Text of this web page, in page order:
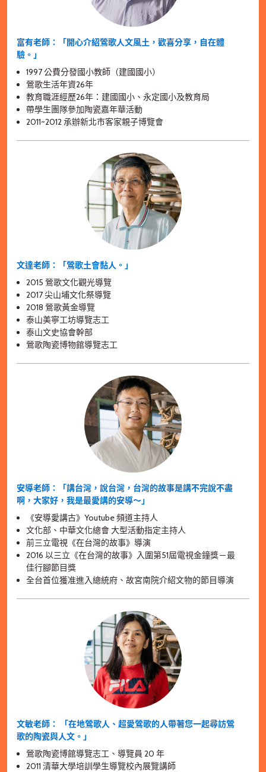
富有老師：「開心介紹鶯歌人文風土，歡喜分享，自在體
驗。」
1997 公費分發國小教師（建國國小）
鶯歌生活年資26年
教育職涯經歷26年：建國國小、永定國小及教育局
帶學生團隊參加陶瓷嘉年華活動
2011~2012 承辦新北市客家親子博覽會
文達老師：「鶯歌土會黏人。」
2015 鶯歌文化觀光導覽
2017 尖山埔文化祭導覽
2018 鶯歌黃金導覽
泰山美寧工坊導覽志工
泰山文史協會幹部
鶯歌陶瓷博物館導覽志工
安導老師：「講台灣，說台灣，台灣的故事是講不完說不盡
啊，大家好，我是最愛講的安導～」
《安導愛講古》Youtube 頻道主持人
文化部、中華文化總會 大型活動指定主持人
前三立電視《在台灣的故事》導演
2016 以三立《在台灣的故事》入圍第51屆電視金鐘獎－最
佳行腳節目獎
全台首位獲准進入總統府、故宮南院介紹文物的節目導演
文敏老師： 「在地鶯歌人、超愛鶯歌的人帶著您一起尋訪鶯
歌的陶瓷與人文。」
鶯歌陶瓷博館導覽志工、導覽員 20 年
2011 清華大學培訓學生導覽校內展覽講師